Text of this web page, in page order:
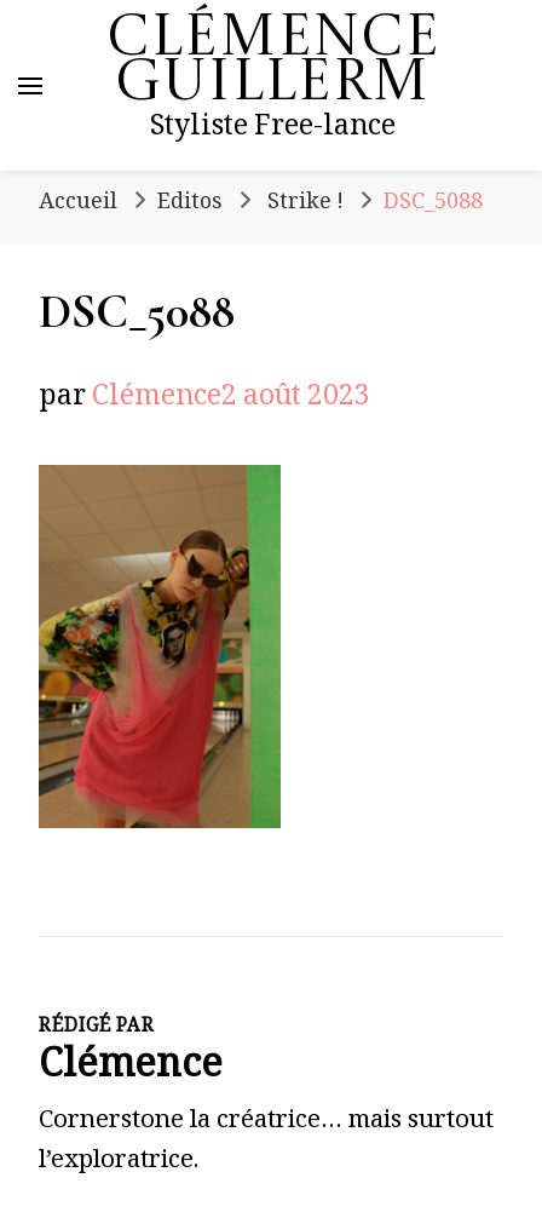
Clémence
Guillerm
Styliste Free-lance
Accueil Editos Strike ! DSC_5088
DSC_5088
parClémence2 août 2023
RÉDIGÉ PAR
Clémence
Cornerstone la créatrice… mais surtout
l’exploratrice.